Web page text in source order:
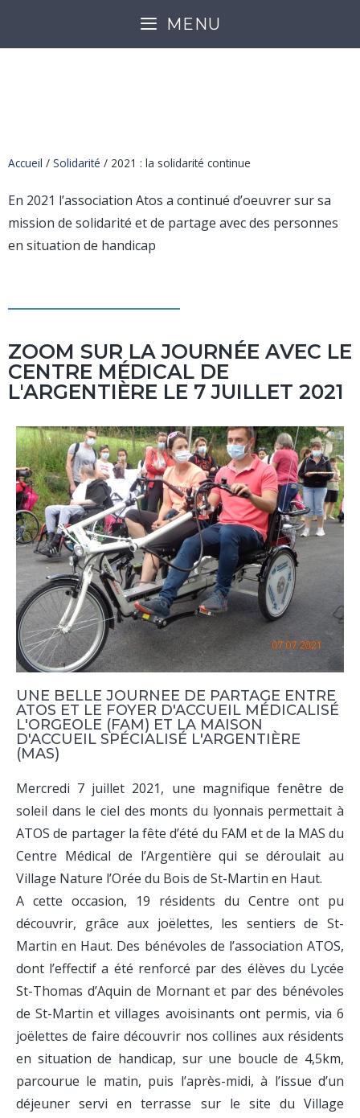
MENU
Accueil / Solidarité / 2021 : la solidarité continue
En 2021 l’association Atos a continué d’oeuvrer sur sa
mission de solidarité et de partage avec des personnes
en situation de handicap
ZOOM SUR LA JOURNÉE AVEC LE
CENTRE MÉDICAL DE
L'ARGENTIÈRE LE 7 JUILLET 2021
UNE BELLE JOURNEE DE PARTAGE ENTRE
ATOS ET LE FOYER D'ACCUEIL MÉDICALISÉ
L'ORGEOLE (FAM) ET LA MAISON
D'ACCUEIL SPÉCIALISÉ L'ARGENTIÈRE
(MAS)
Mercredi 7 juillet 2021, une magnifique fenêtre de
soleil dans le ciel des monts du lyonnais permettait à
ATOS de partager la fête d’été du FAM et de la MAS du
Centre Médical de l’Argentière qui se déroulait au
Village Nature l’Orée du Bois de St-Martin en Haut.
A cette occasion, 19 résidents du Centre ont pu
découvrir, grâce aux joëlettes, les sentiers de St-
Martin en Haut. Des bénévoles de l’association ATOS,
dont l’effectif a été renforcé par des élèves du Lycée
St-Thomas d’Aquin de Mornant et par des bénévoles
de St-Martin et villages avoisinants ont permis, via 6
joëlettes de faire découvrir nos collines aux résidents
en situation de handicap, sur une boucle de 4,5km,
parcourue le matin, puis l’après-midi, à l’issue d’un
déjeuner servi en terrasse sur le site du Village